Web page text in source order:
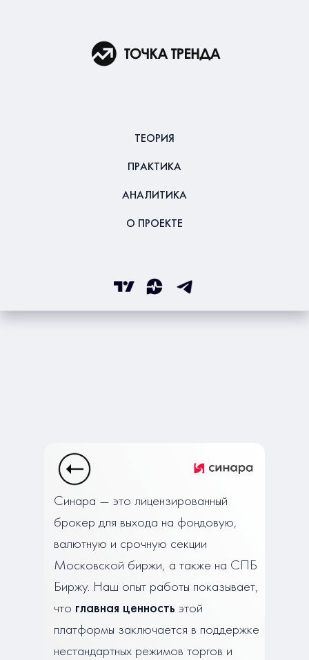
ТЕОРИЯ
ПРАКТИКА
АНАЛИТИКА
О ПРОЕКТЕ
Синара — это лицензированный
брокер для выхода на фондовую,
валютную и срочную секции
Московской биржи, а также на СПБ
Биржу. Наш опыт работы показывает,
что главная ценность этой
платформы заключается в поддержке
нестандартных режимов торгов и